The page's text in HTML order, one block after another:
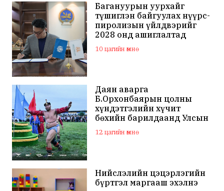
Багануурын уурхайг
түшиглэн байгуулах нүүрс-
пиролизын үйлдвэрийг
2028 онд ашиглалтад
оруулна
10 цагийн өмнө
Даян аварга
Б.Орхонбаярын цолны
хүндэтгэлийн хүчит
бөхийн барилдаанд Улсын
арслан Ц.Бямба-Отгон
түрүүллээ
12 цагийн өмнө
Нийслэлийн цэцэрлэгийн
бүртгэл маргааш эхэлнэ